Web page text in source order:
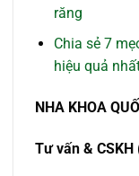
răng
Chia sẻ 7
hiệu quả
NHA KHOA
Tư vấn &